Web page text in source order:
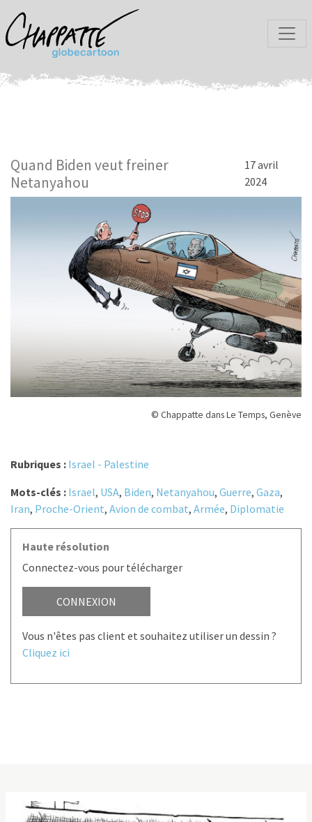
Quand Biden veut freiner
Netanyahou
17 avril
2024
© Chappatte dans Le Temps, Genève
Rubriques : Israel - Palestine
Mots-clés : Israel, USA, Biden, Netanyahou, Guerre, Gaza,
Iran, Proche-Orient, Avion de combat, Armée, Diplomatie
Haute résolution
Connectez-vous pour télécharger
CONNEXION
Vous n'êtes pas client et souhaitez utiliser un dessin ?
Cliquez ici